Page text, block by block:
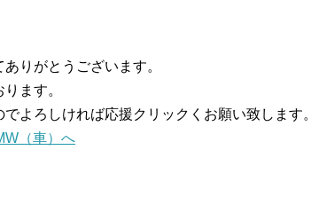
りがとうございます。
ます。
よろしければ応援クリックくお願い致します。